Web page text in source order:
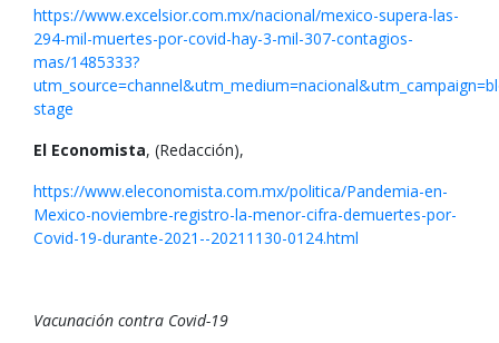
https://www.excelsior.com.mx/nacional/mexico-supera-las-
294-mil-muertes-por-covid-hay-3-mil-307-contagios-
mas/1485333?
stage
El Economista, (Redacción),
https://www.eleconomista.com.mx/politica/Pandemia-en-
Mexico-noviembre-registro-la-menor-cifra-demuertes-por-
Covid-19-durante-2021--20211130-0124.html
Vacunación contra Covid-19